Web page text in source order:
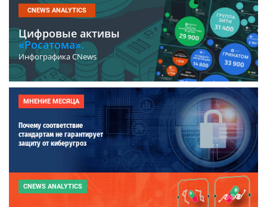
CNEWS ANALYTICS
Цифровые активы
«Росатома».
Инфографика CNews
МНЕНИЕ МЕСЯЦА
Почему соответствие
стандартам не гарантирует
защиту от киберугроз
CNEWS ANALYTICS